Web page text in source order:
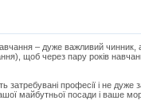
– дуже важливий чинник,
щоб через пару років
затребувані професії і не дуже
майбутньої посади і ваше